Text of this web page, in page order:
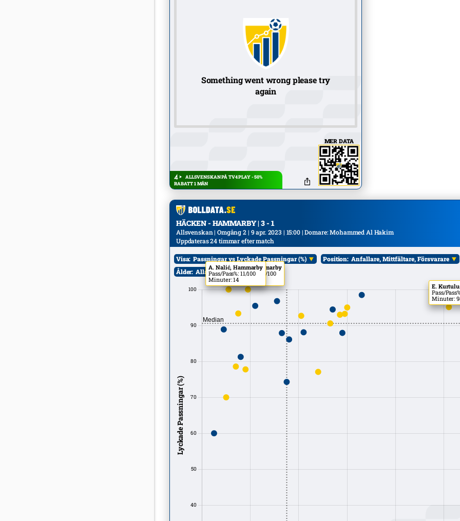
Something went wrong please try
again
ALLSVENSKAN PÅ TV4 PLAY - 50%
RABATT 1 MÅN
MER DATA
HÄCKEN - HAMMARBY | 3 - 1
Allsvenskan | Omgång 2 | 9 apr. 2023 | 15:00 | Domare: Mohammed Al Hakim
Uppdateras 24 timmar efter match
Visa: Passningar vs Lyckade Passningar (%) Position: Anfallare, Mittfältare, Försvarare
Ålder: Alla Mål: Alla
E.
Pass/
Minuter:
P. Vagić, Hammarby
Pass/Pass%: 19/100
Minuter: 14
A. Nalić, Hammarby
Pass/Pass%: 11/100
Minuter: 14